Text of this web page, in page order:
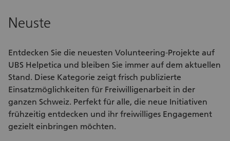
Neuste
Entdecken Sie die neuesten Volunteering-Projekte auf
UBS Helpetica und bleiben Sie immer auf dem aktuellen
Stand. Diese Kategorie zeigt frisch publizierte
Einsatzmöglichkeiten für Freiwilligenarbeit in der
ganzen Schweiz. Perfekt für alle, die neue Initiativen
frühzeitig entdecken und ihr freiwilliges Engagement
gezielt einbringen möchten.